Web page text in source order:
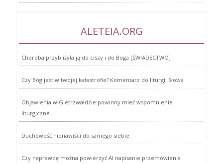
ALETEIA.ORG
Choroba przybliżyła ją do ciszy i do Boga [ŚWIADECTWO]
Czy Bóg jest w twojej katastrofie? Komentarz do liturgii Słowa
Objawienia w Gietrzwałdzie powinny mieć wspomnienie
liturgiczne
Duchowość nienawiści do samego siebie
Czy naprawdę można powierzyć AI napisanie przemówienia